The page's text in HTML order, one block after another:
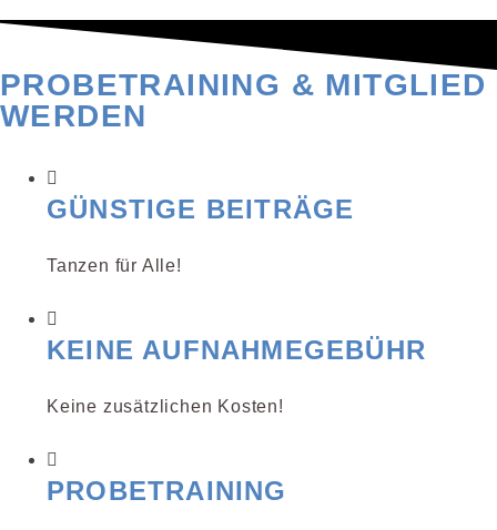
PROBETRAINING & MITGLIED
WERDEN
GÜNSTIGE BEITRÄGE
Tanzen für Alle!
KEINE AUFNAHMEGEBÜHR
Keine zusätzlichen Kosten!
PROBETRAINING